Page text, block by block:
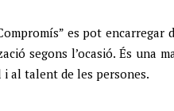
es pot encarregar
segons l’ocasió. És una
i al talent de les persones.